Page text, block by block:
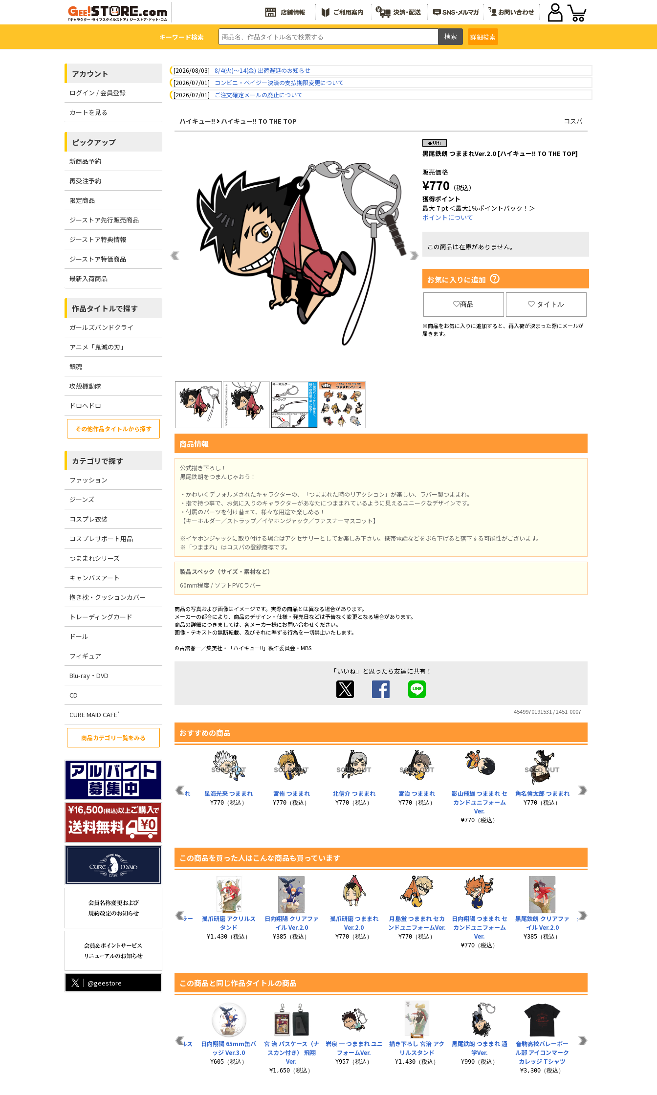
キーワード検索 詳細検索
アカウント
ログイン / 会員登録
カートを見る
ピックアップ
新商品予約
再受注予約
限定商品
ジーストア先行販売商品
ジーストア特典情報
ジーストア特価商品
最新入荷商品
作品タイトルで探す
ガールズバンドクライ
アニメ「鬼滅の刃」
銀魂
攻殻機動隊
ドロヘドロ
その他作品タイトルから探す
カテゴリで探す
ファッション
ジーンズ
コスプレ衣装
コスプレサポート用品
つままれシリーズ
キャンバスアート
抱き枕・クッションカバー
トレーディングカード
ドール
フィギュア
Blu-ray・DVD
CD
CURE MAID CAFE’
商品カテゴリ一覧をみる
@geestore
[2026/08/03]
8/4(火)～14(金) 出荷遅延のお知らせ
[2026/07/01]
コンビニ・ペイジー決済の支払期限変更について
[2026/07/01]
ご注文確定メールの廃止について
ハイキュー!! ハイキュー!! TO THE TOP コスパ
黒尾鉄朗 つままれVer.2.0 [ハイキュー!! TO THE TOP]
販売価格
¥770 （税込）
獲得ポイント
最大 7 pt ＜最大1％ポイントバック！＞
ポイントについて
この商品は在庫がありません。
お気に入りに追加
商品 タイトル
※商品をお気に入りに追加すると、再入荷が決まった際にメールが
届きます。
商品情報
公式描き下ろし！
黒尾鉄朗をつまんじゃおう！
・かわいくデフォルメされたキャラクターの、「つままれた時のリアクション」が楽しい、ラバー製つままれ。
・指で持つ事で、お気に入りのキャラクターがあなたにつままれているように見えるユニークなデザインです。
・付属のパーツを付け替えて、様々な用途で楽しめる！
【キーホルダー／ストラップ／イヤホンジャック／ファスナーマスコット】
※イヤホンジャックに取り付ける場合はアクセサリーとしてお楽しみ下さい。携帯電話などをぶら下げると落下する可能性がございます。
※「つままれ」はコスパの登録商標です。
製品スペック（サイズ・素材など）
60mm程度 / ソフトPVCラバー
商品の写真および画像はイメージです。実際の商品とは異なる場合があります。
メーカーの都合により、商品のデザイン・仕様・発売日などは予告なく変更となる場合があります。
商品の詳細につきましては、各メーカー様にお問い合わせください。
画像・テキストの無断転載、及びそれに準ずる行為を一切禁止いたします。
©古舘春一／集英社・「ハイキュー!!」製作委員会・MBS
「いいね」と思ったら友達に共有！
4549970191531 / 2451-0007
おすすめの商品
北信介 つままれ
¥770（税込）
宮治 つままれ
¥770（税込）
影山飛雄 つままれ セ
カンドユニフォーム
Ver.
¥770（税込）
角名倫太郎 つままれ
¥770（税込）
日向翔陽 つままれ セ
月島蛍 つままれ セカ
ンドユニフォームVer.
¥770（税込）
孤爪研磨 つままれ
Ver.2.0
¥770（税込）
星海光来 つままれ
¥770（税込）
宮侑 つままれ
¥770（税込）
この商品を買った人はこんな商品も買っています
孤爪研磨 つままれ
Ver.2.0
¥770（税込）
月島蛍 つままれ セカ
ンドユニフォームVer.
¥770（税込）
日向翔陽 つままれ セ
カンドユニフォーム
Ver.
¥770（税込）
黒尾鉄朗 クリアファ
イル Ver.2.0
¥385（税込）
影山飛雄 つままれ セ
クッションBODY
¥1,100（税込）
音駒高校 フルカラー
パスケース
孤爪研磨 アクリルス
タンド
¥1,430（税込）
日向翔陽 クリアファ
イル Ver.2.0
¥385（税込）
この商品と同じ作品タイトルの商品
岩泉 一 つままれ ユニ
フォームVer.
¥957（税込）
描き下ろし 宮治 アク
リルスタンド
¥1,430（税込）
黒尾鉄朗 つままれ 通
学Ver.
¥990（税込）
音駒高校バレーボー
ル部 アイコンマーク
カレッジ Tシャツ
¥3,300（税込）
烏野高校排球部「飛
孤爪研磨 アクリルス
日向翔陽 65mm缶バ
ッジ Ver.3.0
¥605（税込）
宮 治 パスケース（ナ
スカン付き） 飛翔
Ver.
¥1,650（税込）